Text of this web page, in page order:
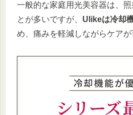
一般的な家庭用光美容器は、
とが多いですが、 Ulikeは冷却
め、痛みを軽減しながらケアが